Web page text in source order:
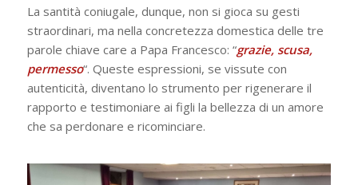
La santità coniugale, dunque, non si gioca su gesti
straordinari, ma nella concretezza domestica delle tre
parole chiave care a Papa Francesco: “grazie, scusa,
permesso“. Queste espressioni, se vissute con
autenticità, diventano lo strumento per rigenerare il
rapporto e testimoniare ai figli la bellezza di un amore
che sa perdonare e ricominciare.